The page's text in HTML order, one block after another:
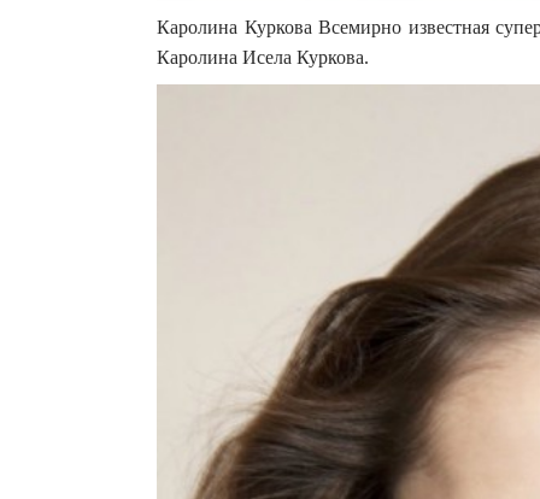
Каролина Куркова Всемирно известная
Каролина Исела Куркова.